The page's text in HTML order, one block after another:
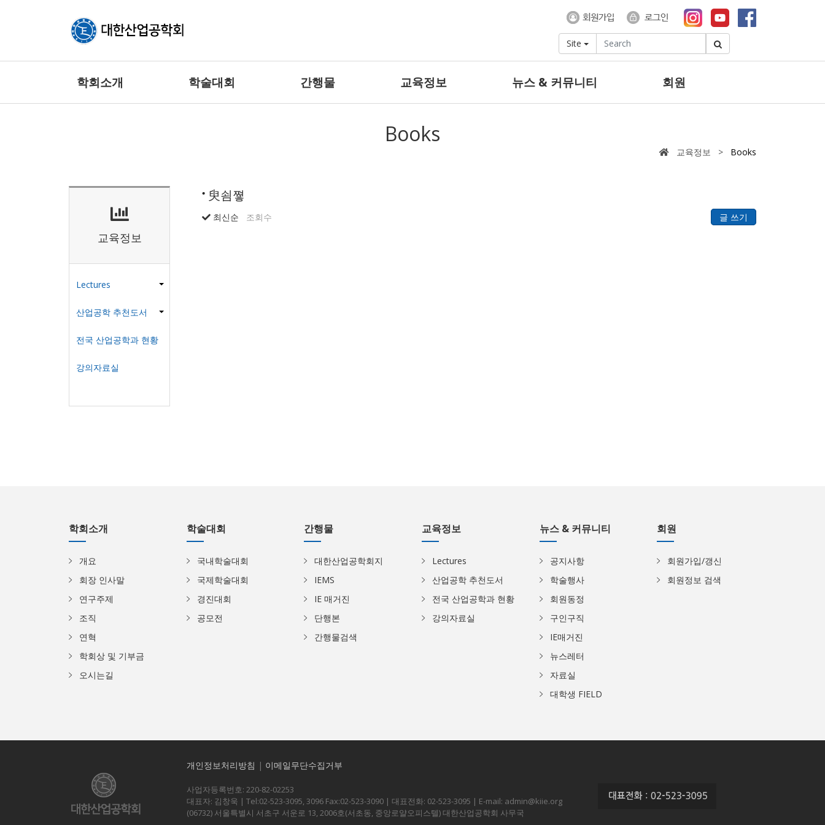
Site
학회소개 학술대회 간행물 교육정보 뉴스 & 커뮤니티 회원
Books
교육정보 > Books
교육정보
Lectures
산업공학 추천도서
전국 산업공학과 현황
강의자료실
臾쇰쪟
최신순 조회수 글 쓰기
학회소개
개요
회장 인사말
연구주제
조직
연혁
학회상 및 기부금
오시는길
학술대회
국내학술대회
국제학술대회
경진대회
공모전
간행물
대한산업공학회지
IEMS
IE 매거진
단행본
간행물검색
교육정보
Lectures
산업공학 추천도서
전국 산업공학과 현황
강의자료실
뉴스 & 커뮤니티
공지사항
학술행사
회원동정
구인구직
IE매거진
뉴스레터
자료실
대학생 FIELD
회원
회원가입/갱신
회원정보 검색
개인정보처리방침 | 이메일무단수집거부
사업자등록번호: 220-82-02253
대표자: 김창욱 | Tel:02-523-3095, 3096 Fax:02-523-3090 | 대표전화: 02-523-3095 | E-mail: admin@kiie.org
(06732) 서울특별시 서초구 서운로 13, 2006호(서초동, 중앙로얄오피스텔) 대한산업공학회 사무국